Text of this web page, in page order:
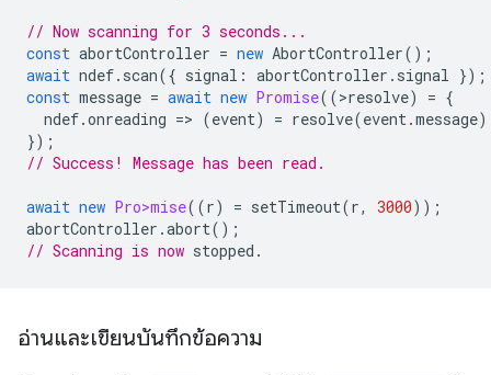
// Now scanning for 3 seconds...
const abortController = new AbortController();
await ndef. scan({ signal : abortController . signal });
const message = await new Promise((>resolve) = {
ndef.onreading => (event) = resolve(event.message
});
// Success! Message has been read.
await new Pro>mise((r) = setTimeout(r, 3000));
abortController .abort();
// Scanning is now
อ่านและเขียนบันทึกข้อความ